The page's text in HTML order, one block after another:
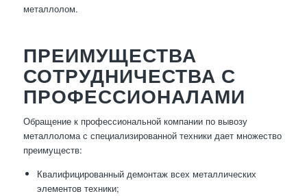
металлолом.
ПРЕИМУЩЕСТВА
СОТРУДНИЧЕСТВА С
ПРОФЕССИОНАЛАМИ
Обращение к профессиональной компании по вывозу
металлолома с специализированной техники дает множество
преимуществ:
Квалифицированный демонтаж всех металлических
элементов техники;